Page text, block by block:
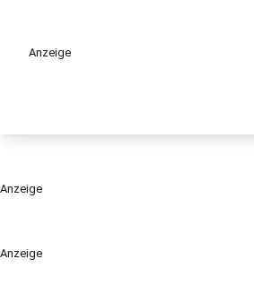
Anzeige
Anzeige
Anzeige